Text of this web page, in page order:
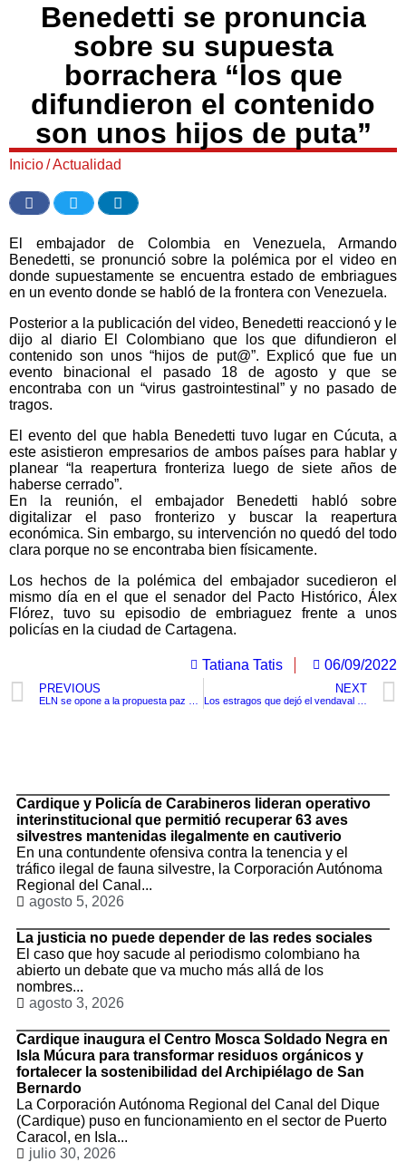
Benedetti se pronuncia
sobre su supuesta
borrachera “los que
difundieron el contenido
son unos hijos de puta”
Inicio/Actualidad
El embajador de Colombia en Venezuela, Armando
Benedetti, se pronunció sobre la polémica por el video en
donde supuestamente se encuentra estado de embriagues
en un evento donde se habló de la frontera con Venezuela.
Posterior a la publicación del video, Benedetti reaccionó y le
dijo al diario El Colombiano que los que difundieron el
contenido son unos “hijos de put@”. Explicó que fue un
evento binacional el pasado 18 de agosto y que se
encontraba con un “virus gastrointestinal” y no pasado de
tragos.
El evento del que habla Benedetti tuvo lugar en Cúcuta, a
este asistieron empresarios de ambos países para hablar y
planear “la reapertura fronteriza luego de siete años de
haberse cerrado”.
En la reunión, el embajador Benedetti habló sobre
digitalizar el paso fronterizo y buscar la reapertura
económica. Sin embargo, su intervención no quedó del todo
clara porque no se encontraba bien físicamente.
Los hechos de la polémica del embajador sucedieron el
mismo día en el que el senador del Pacto Histórico, Álex
Flórez, tuvo su episodio de embriaguez frente a unos
policías en la ciudad de Cartagena.
Tatiana Tatis 06/09/2022
PREVIOUS NEXT
Cardique y Policía de Carabineros lideran operativo
interinstitucional que permitió recuperar 63 aves
silvestres mantenidas ilegalmente en cautiverio
En una contundente ofensiva contra la tenencia y el
tráfico ilegal de fauna silvestre, la Corporación Autónoma
Regional del Canal...
agosto 5, 2026
La justicia no puede depender de las redes sociales
El caso que hoy sacude al periodismo colombiano ha
abierto un debate que va mucho más allá de los
nombres...
agosto 3, 2026
Cardique inaugura el Centro Mosca Soldado Negra en
Isla Múcura para transformar residuos orgánicos y
fortalecer la sostenibilidad del Archipiélago de San
Bernardo
La Corporación Autónoma Regional del Canal del Dique
(Cardique) puso en funcionamiento en el sector de Puerto
Caracol, en Isla...
julio 30, 2026